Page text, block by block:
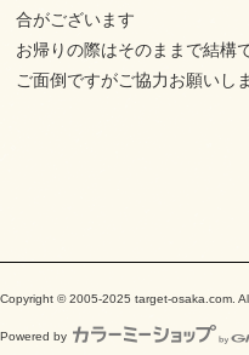
合がございます
お帰りの際はそのままで結構
ご面倒ですがご協力お願いし
Copyright © 2005-2025 target-osaka.com.
Powered by